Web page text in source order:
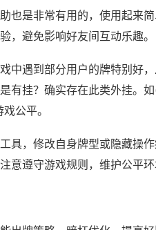
也是非常有用的，使用起来
，避免影响好友间互动乐趣。
中遇到部分用户的牌特别好
有挂？确实存在此类外挂。
公平。
具，修改自身牌型或隐藏操
意遵守游戏规则，维护公平环